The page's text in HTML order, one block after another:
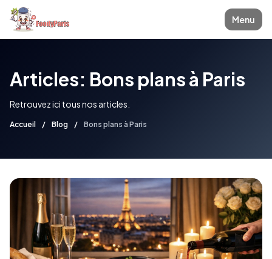
Menu
Articles: Bons plans à Paris
Retrouvez ici tous nos articles.
Accueil / Blog / Bons plans à Paris